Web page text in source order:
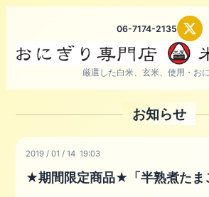
06-7174-2135
厳選した白米、玄米、使用・お
お知らせ
2019 /01 /14 19:03
★期間限定商品★「半熟煮たま